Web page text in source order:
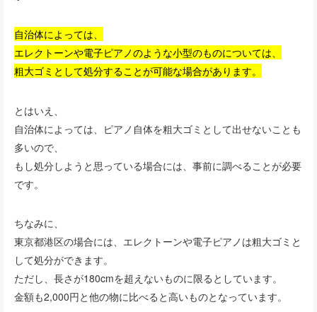
自治体によっては、
エレクトーンや電子ピアノのような小型のものについては、
粗大ゴミとして処分することが可能な場合があります。
とはいえ、
自治体によっては、ピアノ自体を粗大ゴミとして出せないことも
多いので、
もし処分しようと思っている場合には、事前に調べることが必要
です。
ちなみに、
東京都港区の場合には、エレクトーンや電子ピアノは粗大ゴミと
して処分ができます。
ただし、長さが180cmを超えないものに限るとしています。
金額も2,000円と他の物に比べると高いものとなっています。